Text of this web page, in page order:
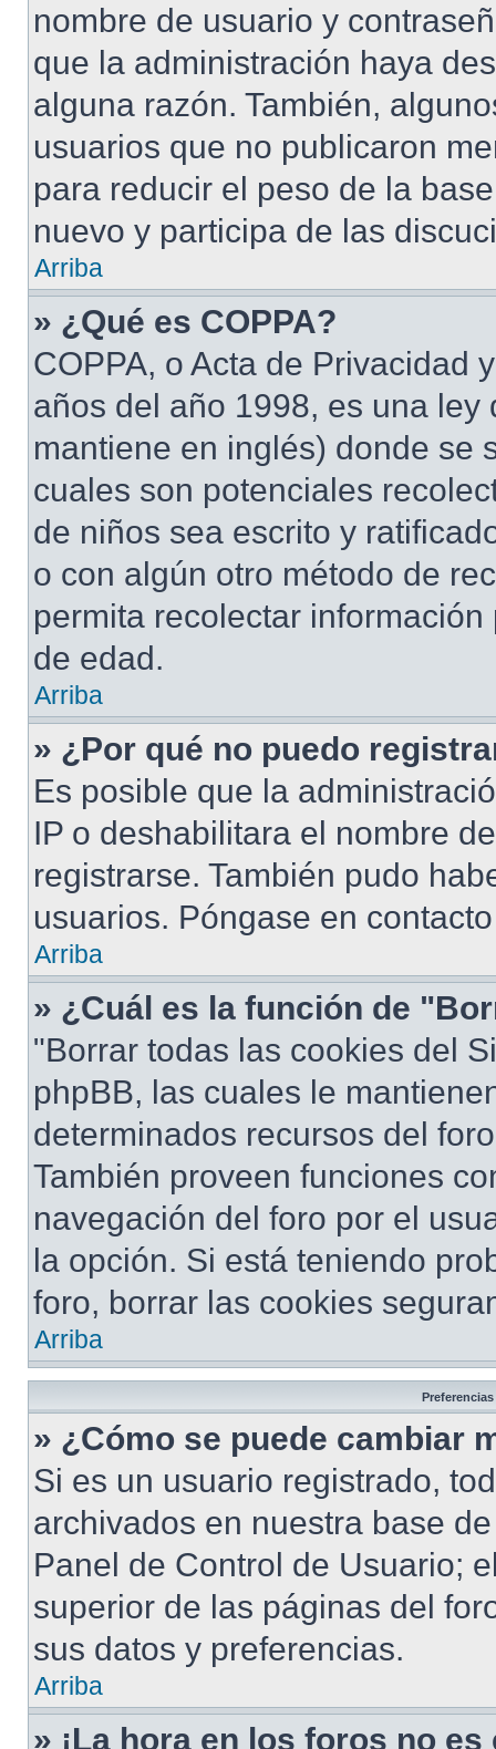
nombre de usuario y
que la administración haya
alguna razón. También,
usuarios que no publicaron
para reducir el peso de la
nuevo y participa de las
Arriba
» ¿Qué es COPPA?
COPPA, o Acta de Privacidad
años del año 1998, es una
mantiene en inglés) donde se
cuales son potenciales
de niños sea escrito y
o con algún otro método de
permita recolectar
de edad.
Arriba
» ¿Por qué no puedo
Es posible que la
IP o deshabilitara el nombre
registrarse. También pudo
usuarios. Póngase en
Arriba
» ¿Cuál es la función de
"Borrar todas las cookies del
phpBB, las cuales le
determinados recursos del
También proveen funciones
navegación del foro por el
la opción. Si está teniendo
foro, borrar las cookies
Arriba
» ¿Cómo se puede cambiar
Si es un usuario registrado,
archivados en nuestra base
Panel de Control de Usuario;
superior de las páginas del
sus datos y preferencias.
Arriba
» ¡La hora en los foros no